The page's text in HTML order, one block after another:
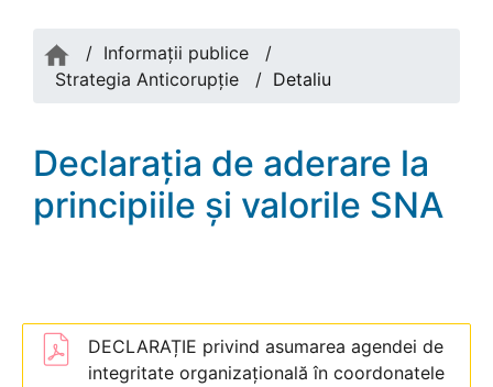
/ Informații publice
/
Strategia Anticorupție
/ Detaliu
Declarația de aderare la
principiile și valorile SNA
DECLARAȚIE privind asumarea agendei de
integritate organizațională în coordonatele